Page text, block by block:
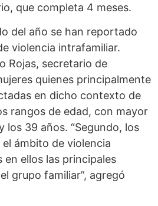
que completa 4 meses.
del año se han reportado
violencia intrafamiliar.
Rojas, secretario de
quienes principalmente
en dicho contexto de
rangos de edad, con mayor
los 39 años. “Segundo, los
ámbito de violencia
ellos las principales
grupo familiar”, agregó